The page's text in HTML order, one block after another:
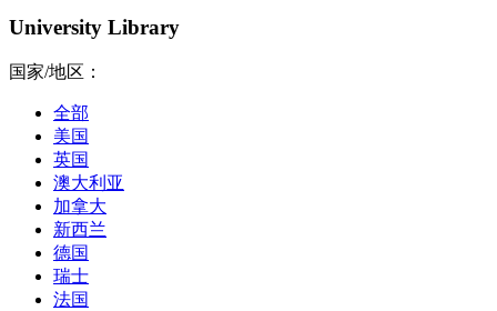
University Library
国家/地区：
全部
美国
英国
澳大利亚
加拿大
新西兰
德国
瑞士
法国